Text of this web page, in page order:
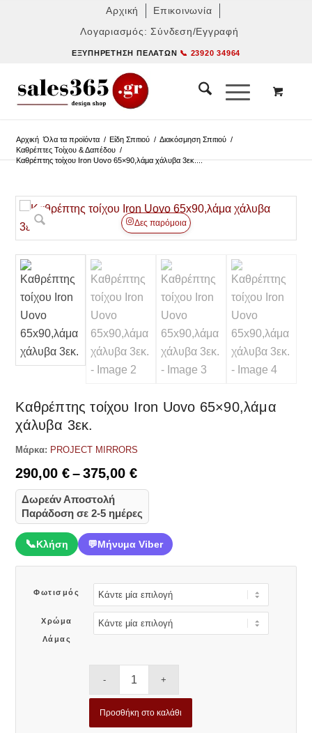
Αρχική
Επικοινωνία
Λογαριασμός: Σύνδεση/Εγγραφή
ΕΞΥΠΗΡΈΤΗΣΗ ΠΕΛΑΤΏΝ 📞 23920 34964
Αρχική Όλα τα προϊόντα / Είδη Σπιτιού / Διακόσμηση Σπιτιού /
Καθρέπτες Τοίχου & Δαπέδου /
Καθρέπτης τοίχου Iron Uovo 65×90,λάμα χάλυβα 3εκ....
Δες παρόμοια
Καθρέπτης τοίχου Iron Uovo 65×90,λάμα
χάλυβα 3εκ.
Μάρκα: PROJECT MIRRORS
290,00€ – 375,00€Price
range:
through
375,00 €
Δωρεάν Αποστολή
Παράδοση σε 2-5 ημέρες
📞Κλήση 💬Μήνυμα Viber
Φωτισμός
Χρώμα
Λάμας
Προσθήκη στο καλάθι